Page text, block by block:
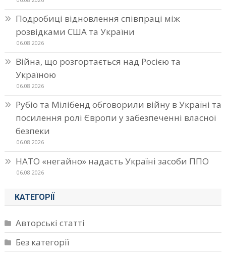
Подробиці відновлення співпраці між
розвідками США та України
06.08.2026
Війна, що розгортається над Росією та
Україною
06.08.2026
Рубіо та Мілібенд обговорили війну в Україні та
посилення ролі Європи у забезпеченні власної
безпеки
06.08.2026
НАТО «негайно» надасть Україні засоби ППО
06.08.2026
КАТЕГОРІЇ
Авторські статті
Без категорії